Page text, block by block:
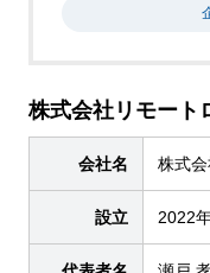
株式会社リモート
会社名 株式
設立 2022